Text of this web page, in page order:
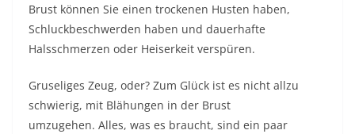
Brust können Sie einen trockenen Husten haben,
Schluckbeschwerden haben und dauerhafte
Halsschmerzen oder Heiserkeit verspüren.
Gruseliges Zeug, oder? Zum Glück ist es nicht allzu
schwierig, mit Blähungen in der Brust
umzugehen. Alles, was es braucht, sind ein paar